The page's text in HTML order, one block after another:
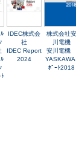
ﾄ
IDEC株式会
社
IDEC Report
2024
株式会社安
川電機
安川電機
YASKAWA
ﾎﾟｰﾄ2018